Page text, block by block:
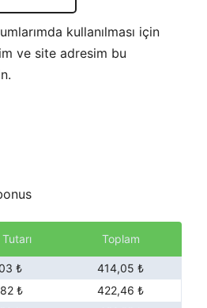
kullanılması için
ve site adresim bu
Toplam
₺
414,05 ₺
₺
422,46 ₺